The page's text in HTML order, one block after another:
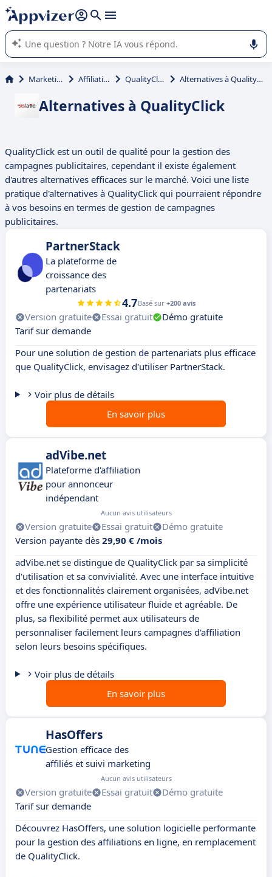
répondre (plusieurs lignes avec
L'IA de Appvizer vous guide dans l'utilisation ou la sélection de
logiciel SaaS en entreprise.
Marketing Affiliation QualityClick Alternatives à QualityClick
Alternatives à QualityClick
QualityClick est un outil de qualité pour la gestion des
campagnes publicitaires, cependant il existe également
d'autres alternatives efficaces sur le marché. Voici une liste
pratique d'alternatives à QualityClick qui pourraient répondre
à vos besoins en termes de gestion de campagnes
publicitaires.
PartnerStack
La plateforme de
croissance des
partenariats
4.7Basé sur +200 avis
Version gratuite Essai gratuit
Démo gratuite
Tarif sur demande
Pour une solution de gestion de partenariats plus efficace
que QualityClick, envisagez d'utiliser PartnerStack.
Voir plus de détails
En savoir plus
adVibe.net
Plateforme d'affiliation
pour annonceur
indépendant
Aucun avis utilisateurs
Version gratuite Essai gratuit
Démo gratuite
Version payante dès 29,90 € /mois
adVibe.net se distingue de QualityClick par sa simplicité
d'utilisation et sa convivialité. Avec une interface intuitive
et des fonctionnalités clairement organisées, adVibe.net
offre une expérience utilisateur fluide et agréable. De
plus, sa flexibilité permet aux utilisateurs de
personnaliser facilement leurs campagnes d'affiliation
selon leurs besoins spécifiques.
Voir plus de détails
En savoir plus
HasOffers
Gestion efficace des
affiliés et suivi marketing
Aucun avis utilisateurs
Version gratuite Essai gratuit
Démo gratuite
Tarif sur demande
Découvrez HasOffers, une solution logicielle performante
pour la gestion des affiliations en ligne, en remplacement
de QualityClick.